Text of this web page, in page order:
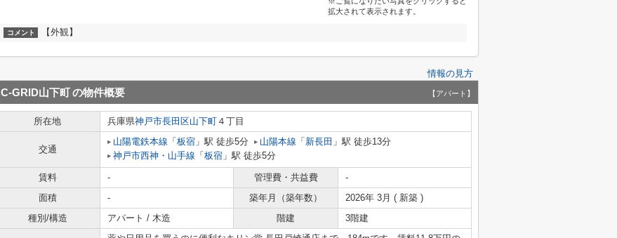
拡大されて表示されます。
コメント 【外観】
情報の見方
C-GRID山下町の物件概要 【アパート】
所在地 兵庫県神戸市長田区山下町 ４丁目
交通
山陽電鉄本線 「 板宿 」駅 徒歩5分 山陽本線 「 新長田 」駅 徒歩13分
神戸市西神・山手線 「 板宿 」駅 徒歩5分
賃料 - 管理費・共益費
-
面積
- 築年月（築年数）
2026年 3月 ( 新築 )
種別/構造
アパート / 木造 階建 3階建